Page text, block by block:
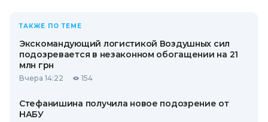
ТАКЖЕ ПО ТЕМЕ
Экскомандующий логистикой Воздушных сил
подозревается в незаконном обогащении на 21
млн грн
Вчера 14:22 154
Стефанишина получила новое подозрение от
НАБУ